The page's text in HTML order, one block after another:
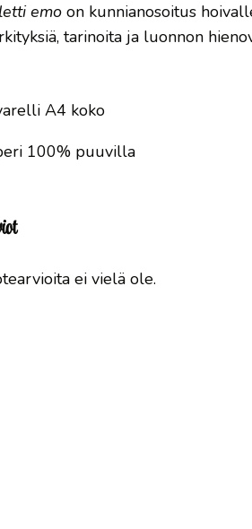
emo on kunnianosoitus
tarinoita ja luonnon
A4 koko
100% puuvilla
ei vielä ole.